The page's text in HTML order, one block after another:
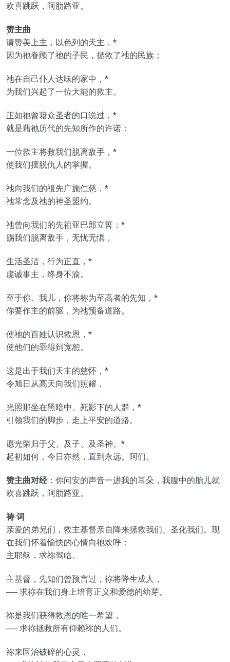
欢喜跳跃，阿肋路亚。
赞主曲
请赞美上主，以色列的天主，*
因为祂眷顾了祂的子民，拯救了祂的民族；
祂在自己仆人达味的家中，*
为我们兴起了一位大能的救主。
正如祂曾藉众圣者的口说过，*
就是藉祂历代的先知所作的许诺：
一位救主将救我们脱离敌手，*
使我们摆脱仇人的掌握。
祂向我们的祖先广施仁慈，*
祂常念及祂的神圣盟约。
祂曾向我们的先祖亚巴郎立誓：*
赐我们脱离敌手，无忧无惧，
生活圣洁，行为正直，*
虔诚事主，终身不渝。
至于你、我儿，你将称为至高者的先知，*
你要作主的前驱，为祂预备道路。
使祂的百姓认识救恩，*
使他们的罪得到宽恕。
这是出于我们天主的慈怀，*
令旭日从高天向我们照耀，
光照那坐在黑暗中、死影下的人群，*
引领我们的脚步，走上平安的道路。
愿光荣归于父、及子、及圣神。*
起初如何，今日亦然，直到永远。阿们。
赞主曲对经：你问安的声音一进我的耳朵，我腹中的胎儿就
欢喜跳跃，阿肋路亚。
祷 词
亲爱的弟兄们，救主基督亲自降来拯救我们、圣化我们。现
在我们怀着愉快的心情向祂欢呼：
主耶稣，求祢驾临。
主基督，先知们曾预言过，祢将降生成人，
── 求祢在我们身上培育正义和爱德的幼芽。
祢是我们获得救恩的唯一希望，
── 求祢拯救所有仰赖祢的人们。
祢来医治破碎的心灵，